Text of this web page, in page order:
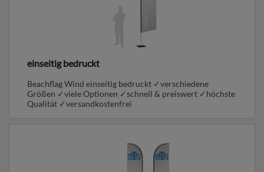
einseitig bedruckt
Beachflag Wind einseitig bedruckt ✓verschiedene
Größen ✓viele Optionen ✓schnell & preiswert ✓höchste
Qualität ✓versandkostenfrei